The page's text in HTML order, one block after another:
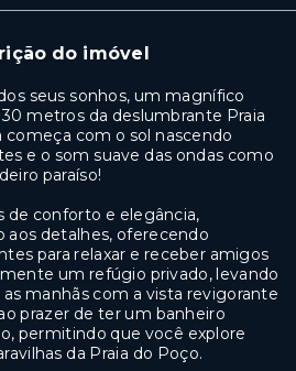
do imóvel
seus sonhos, um magnífico
metros da deslumbrante Praia
começa com o sol nascendo
e o som suave das ondas como
paraíso!
de conforto e elegância,
detalhes, oferecendo
para relaxar e receber amigos
um refúgio privado, levando
manhãs com a vista revigorante
prazer de ter um banheiro
permitindo que você explore
da Praia do Poço.